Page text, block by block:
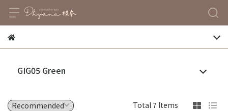
GIG05 Green
Total 7 Items